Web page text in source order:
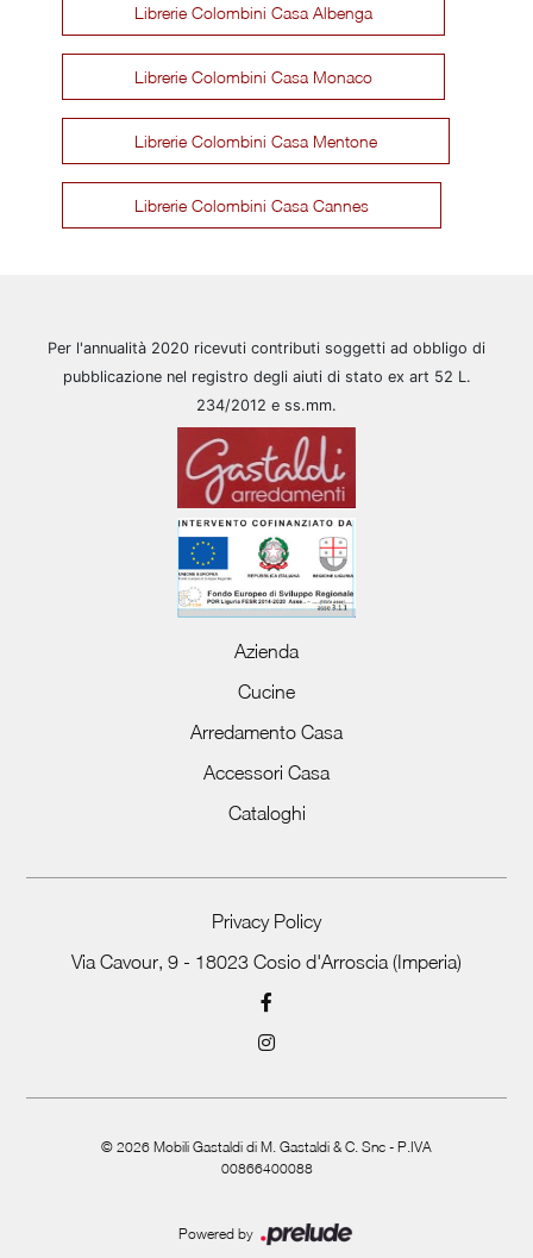
Librerie Colombini Casa Albenga
Librerie Colombini Casa Monaco
Librerie Colombini Casa Mentone
Librerie Colombini Casa Cannes
Per l'annualità 2020 ricevuti contributi soggetti ad obbligo di
pubblicazione nel registro degli aiuti di stato ex art 52 L.
234/2012 e ss.mm.
Azienda
Cucine
Arredamento Casa
Accessori Casa
Cataloghi
Privacy Policy
Via Cavour, 9 - 18023 Cosio d'Arroscia (Imperia)
© 2026 Mobili Gastaldi di M. Gastaldi & C. Snc - P.IVA
00866400088
Powered by